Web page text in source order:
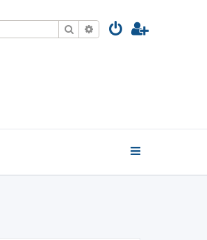
Suche Erweiterte Suche